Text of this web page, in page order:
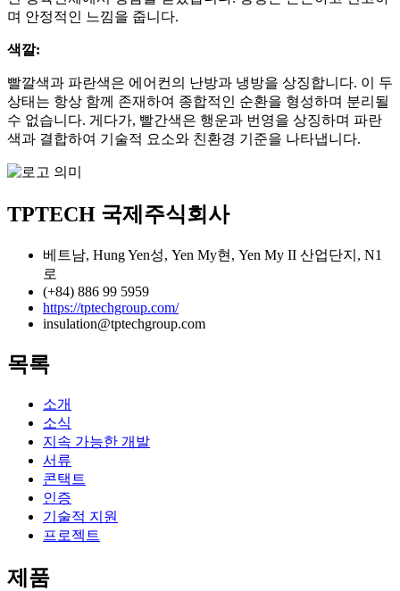
며 안정적인 느낌을 줍니다.
색깔:
빨깔색과 파란색은 에어컨의 난방과 냉방을 상징합니다. 이 두
상태는 항상 함께 존재하여 종합적인 순환을 형성하며 분리될
수 없습니다. 게다가, 빨간색은 행운과 번영을 상징하며 파란
색과 결합하여 기술적 요소와 친환경 기준을 나타냅니다.
TPTECH 국제주식회사
베트남, Hung Yen성, Yen My현, Yen My II 산업단지, N1
로
(+84) 886 99 5959
https://tptechgroup.com/
insulation@tptechgroup.com
목록
소개
소식
지속 가능한 개발
서류
콘택트
인증
기술적 지원
프로젝트
제품